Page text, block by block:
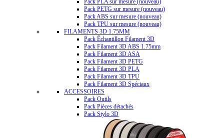
Pack PLA sur mesure (nouveau)
Pack PETG sur mesure (nouveau)
Pack ABS sur mesure (nouveau)
Pack TPU sur mesure (nouveau)
FILAMENTS 3D 1.75MM
Pack Échantillon Filament 3D
Pack Filament 3D ABS 1.75mm
Pack Filament 3D ASA
Pack Filament 3D PETG
Pack Filament 3D PLA
Pack Filament 3D TPU
Pack Filament 3D Spéciaux
ACCESSOIRES
Pack Outils
Pack Pièces détachés
Pack Stylo 3D